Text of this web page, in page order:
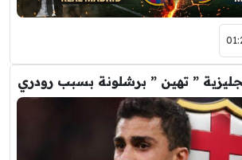
” تهين ” برشلونة بسبب رودري